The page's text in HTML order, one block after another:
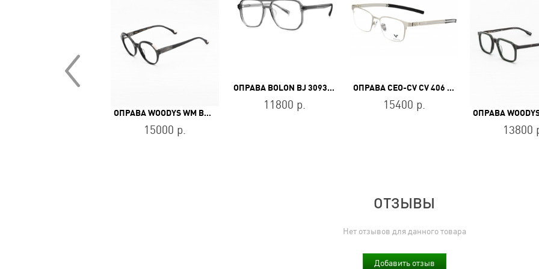
ОПРАВА WOODYS WM BARNES 01
15000 р.
ОПРАВА BOLON BJ 3093 B12
11800 р.
ОПРАВА CEO-CV CV 406 LGN
15400 р.
13800
ОТЗЫВЫ
Нет отзывов для данного товара
Добавить отзыв